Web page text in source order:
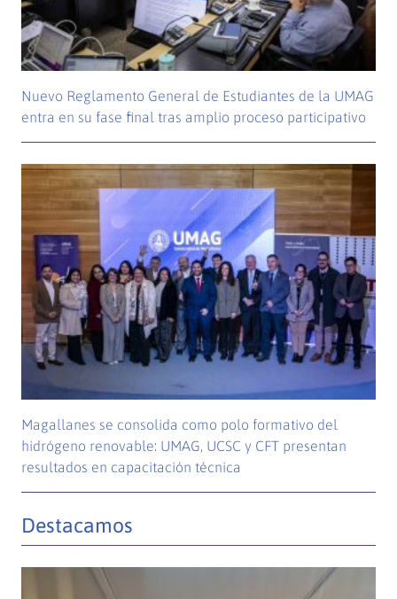
Nuevo Reglamento General de Estudiantes de la UMAG
entra en su fase final tras amplio proceso participativo
Magallanes se consolida como polo formativo del
hidrógeno renovable: UMAG, UCSC y CFT presentan
resultados en capacitación técnica
Destacamos